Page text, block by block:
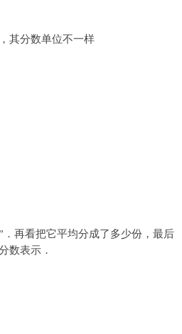
其分数单位不一样
．再看把它平均分成了多少份，最后
数表示．